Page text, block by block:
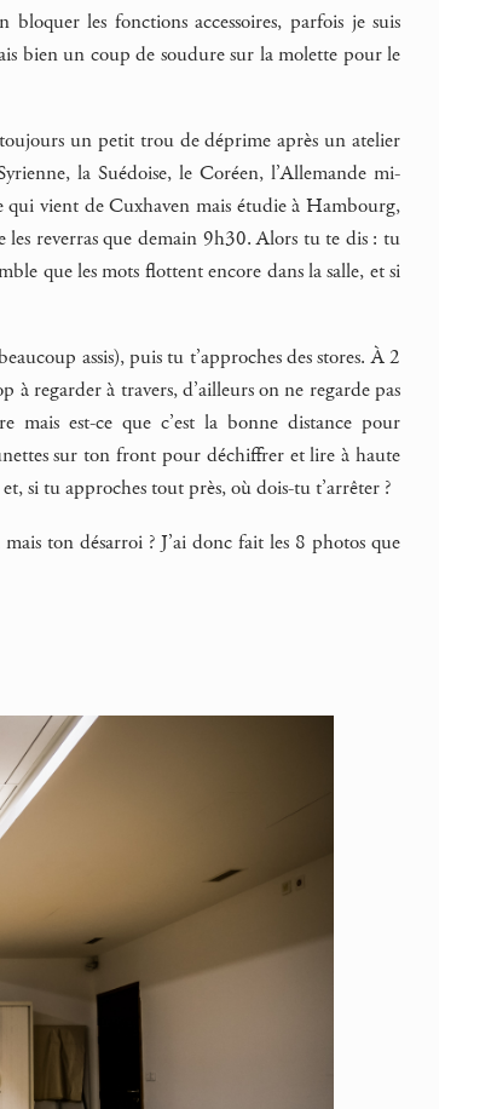
les fonctions accessoires, parfois je suis
bien un coup de soudure sur la molette pour le
un petit trou de déprime après un atelier
la Suédoise, le Coréen, l’Allemande mi-
qui vient de Cuxhaven mais étudie à Hambourg,
les reverras que demain 9h30. Alors tu te dis : tu
que les mots flottent encore dans la salle, et si
assis), puis tu t’approches des stores. À 2
à regarder à travers, d’ailleurs on ne regarde pas
mais est-ce que c’est la bonne distance pour
sur ton front pour déchiffrer et lire à haute
si tu approches tout près, où dois-tu t’arrêter ?
ton désarroi ? J’ai donc fait les 8 photos que